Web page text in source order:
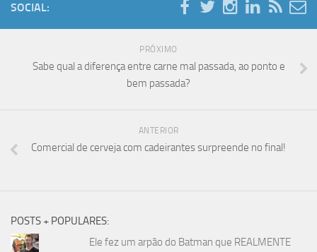
SOCIAL:
PRÓXIMO
Sabe qual a diferença entre carne mal passada, ao ponto e
bem passada?
ANTERIOR
Comercial de cerveja com cadeirantes surpreende no final!
POSTS + POPULARES:
Ele fez um arpão do Batman que REALMENTE